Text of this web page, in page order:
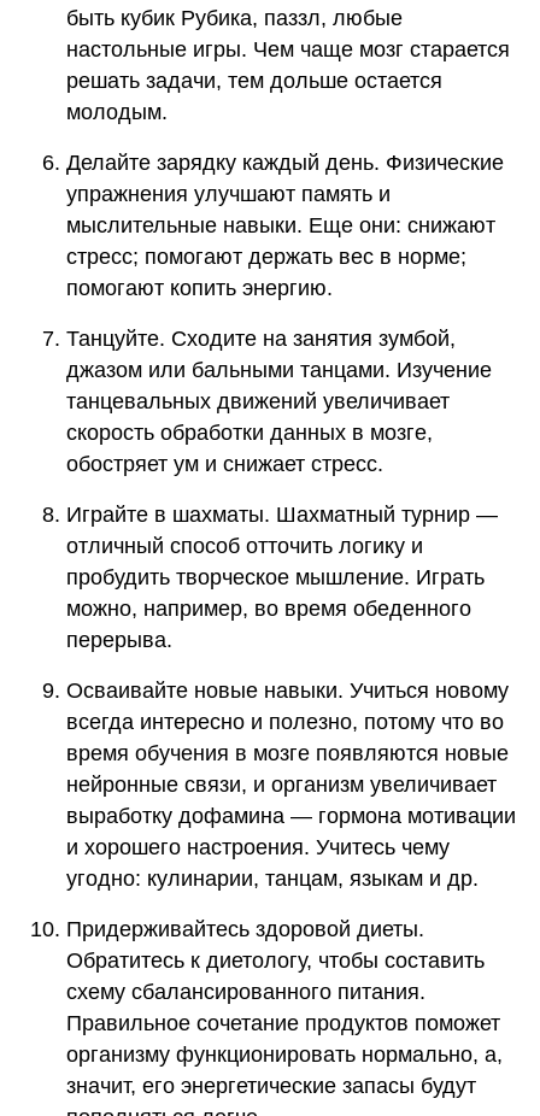
быть кубик Рубика, паззл, любые
настольные игры. Чем чаще мозг старается
решать задачи, тем дольше остается
молодым.
Делайте зарядку каждый день. Физические
упражнения улучшают память и
мыслительные навыки. Еще они: снижают
стресс; помогают держать вес в норме;
помогают копить энергию.
Танцуйте. Сходите на занятия зумбой,
джазом или бальными танцами. Изучение
танцевальных движений увеличивает
скорость обработки данных в мозге,
обостряет ум и снижает стресс.
Играйте в шахматы. Шахматный турнир —
отличный способ отточить логику и
пробудить творческое мышление. Играть
можно, например, во время обеденного
перерыва.
Осваивайте новые навыки. Учиться новому
всегда интересно и полезно, потому что во
время обучения в мозге появляются новые
нейронные связи, и организм увеличивает
выработку дофамина — гормона мотивации
и хорошего настроения. Учитесь чему
угодно: кулинарии, танцам, языкам и др.
Придерживайтесь здоровой диеты.
Обратитесь к диетологу, чтобы составить
схему сбалансированного питания.
Правильное сочетание продуктов поможет
организму функционировать нормально, а,
значит, его энергетические запасы будут